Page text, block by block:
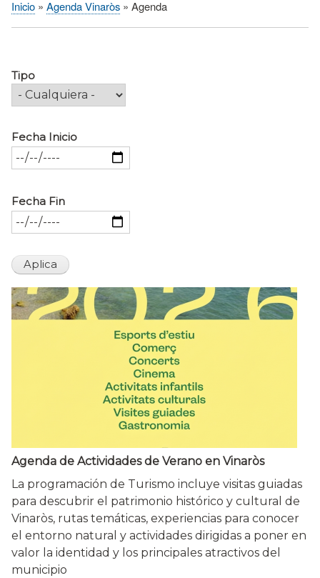
Sobrescribir
ayuda
la
Inicio Agenda Vinaròs Agenda
Tipo
Fecha Inicio
Fecha Fin
Agenda de Actividades de Verano en Vinaròs
La programación de Turismo incluye visitas guiadas
para descubrir el patrimonio histórico y cultural de
Vinaròs, rutas temáticas, experiencias para conocer
el entorno natural y actividades dirigidas a poner en
valor la identidad y los principales atractivos del
municipio